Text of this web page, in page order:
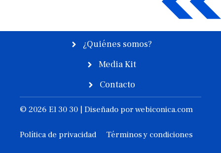
¿Quiénes somos?
Media Kit
Contacto
© 2026 El 30 30 | Diseñado porwebiconica.com
Política de privacidad Términos y condiciones